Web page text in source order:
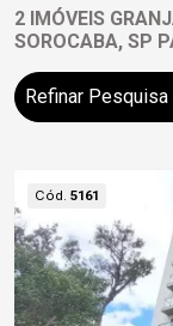
2 IMÓVEIS
SOROCABA, SP
Refinar Pesquisa
Cód. 5161